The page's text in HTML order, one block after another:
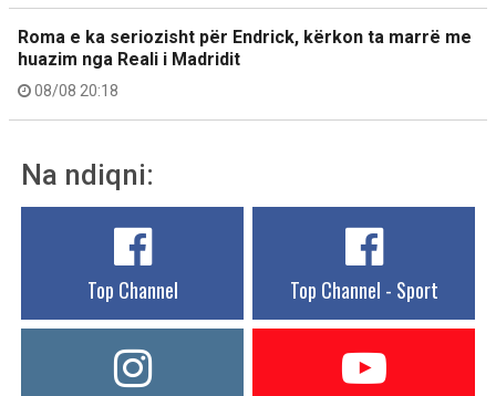
Roma e ka seriozisht për Endrick, kërkon ta marrë me
huazim nga Reali i Madridit
08/08 20:18
Na ndiqni:
Top Channel Top Channel - Sport